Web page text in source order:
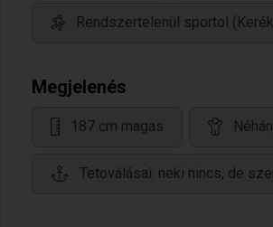
Rendszertelenül sportol
Megjelenés
187 cm magas
Tetoválásai: neki nincs, de